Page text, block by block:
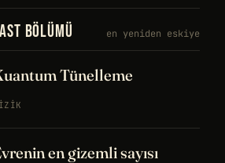
BÖLÜMÜ en yeniden eskiye
Tünelleme
en gizemli sayısı